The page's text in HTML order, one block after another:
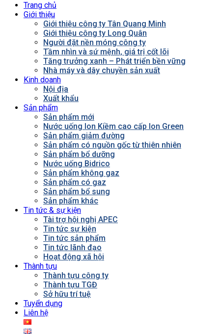
Trang chủ
Giới thiệu
Giới thiệu công ty Tân Quang Minh
Giới thiệu công ty Long Quân
Người đặt nền móng công ty
Tầm nhìn và sứ mệnh, giá trị cốt lõi
Tăng trưởng xanh – Phát triển bền vững
Nhà máy và dây chuyền sản xuất
Kinh doanh
Nội địa
Xuất khẩu
Sản phẩm
Sản phẩm mới
Nước uống Ion Kiềm cao cấp Ion Green
Sản phẩm giảm đường
Sản phẩm có nguồn gốc từ thiên nhiên
Sản phẩm bổ dưỡng
Nước uống Bidrico
Sản phẩm không gaz
Sản phẩm có gaz
Sản phẩm bổ sung
Sản phẩm khác
Tin tức & sự kiện
Tài trợ hội nghị APEC
Tin tức sự kiện
Tin tức sản phẩm
Tin tức lãnh đạo
Hoạt động xã hội
Thành tựu
Thành tựu công ty
Thành tựu TGĐ
Sở hữu trí tuệ
Tuyển dụng
Liên hệ